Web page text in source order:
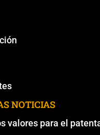
NOTICIAS
valores para el